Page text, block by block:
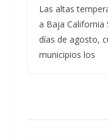
Las altas
a Baja California
días de agosto,
municipios los